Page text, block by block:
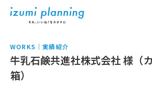
牛乳石鹸共進社株式会社 様（
箱）
新着情報
事業内容